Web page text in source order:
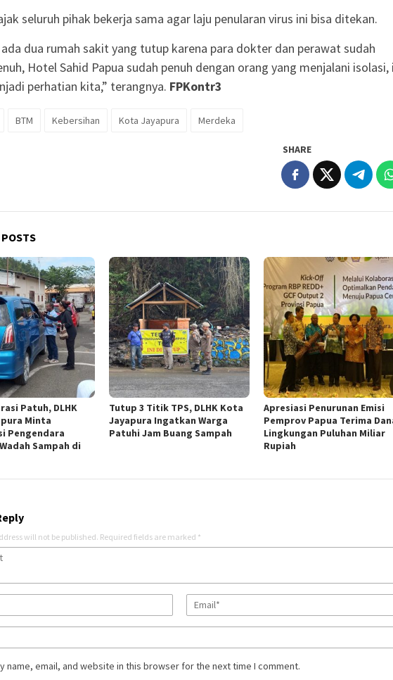
seluruh pihak bekerja sama agar laju penularan virus ini bisa ditekan.
ada dua rumah sakit yang tutup karena para dokter dan perawat sudah
Hotel Sahid Papua sudah penuh dengan orang yang menjalani isolasi,
perhatian kita,” terangnya. FPKontr3
BTM Kebersihan Kota Jayapura Merdeka
SHARE
Patuh, DLHK
Minta
Pengendara
Sampah di
Tutup 3 Titik TPS, DLHK Kota
Jayapura Ingatkan Warga
Patuhi Jam Buang Sampah
Apresiasi Penurunan Emisi
Pemprov Papua Terima
Lingkungan Puluhan Miliar
Rupiah
will not be published. Required fields are marked *
name, email, and website in this browser for the next time I comment.